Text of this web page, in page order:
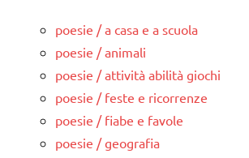
poesie / a casa e a scuola
poesie / animali
poesie / attività abilità giochi
poesie / feste e ricorrenze
poesie / fiabe e favole
poesie / geografia